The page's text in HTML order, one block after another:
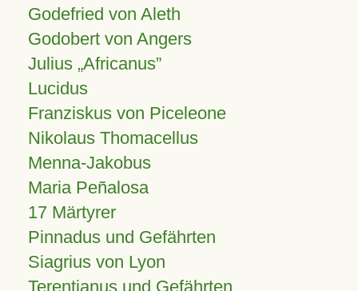
Godefried von Aleth
Godobert von Angers
Julius Africanus
Lucidus
Franziskus von Piceleone
Nikolaus Thomacellus
Menna-Jakobus
Maria Peñalosa
17 Märtyrer
Pinnadus und Gefährten
Siagrius von Lyon
Terentianus und Gefährten